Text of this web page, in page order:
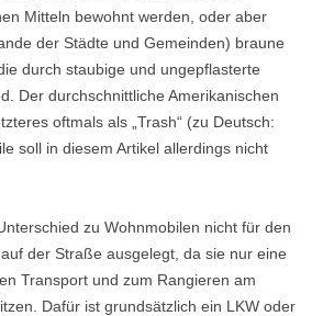
Mitteln bewohnt werden, oder aber
der Städte und Gemeinden) braune
durch staubige und ungepflasterte
Der durchschnittliche Amerikanischen
oftmals als „Trash“ (zu Deutsch:
soll in diesem Artikel allerdings nicht
zu Wohnmobilen nicht für den
der Straße ausgelegt, da sie nur eine
Transport und zum Rangieren am
Dafür ist grundsätzlich ein LKW oder